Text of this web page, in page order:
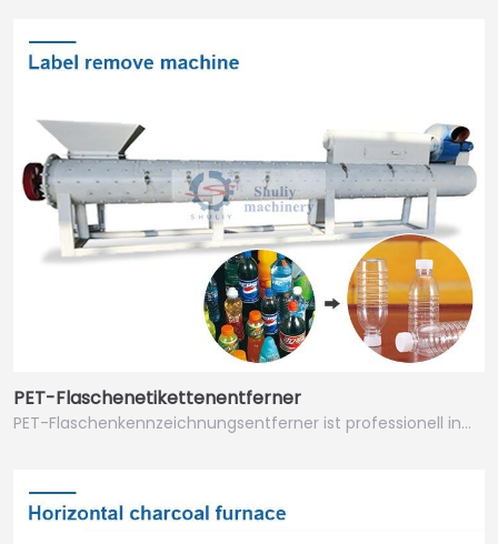
PET-Flaschenetikettenentferner
PET-Flaschenkennzeichnungsentferner ist professionell in…